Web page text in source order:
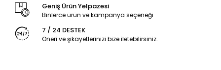
Geniş Ürün Yelpazesi
Binlerce ürün ve kampanya seçeneği
7 / 24 DESTEK
Öneri ve şikayetlerinizi bize iletebilirsiniz.